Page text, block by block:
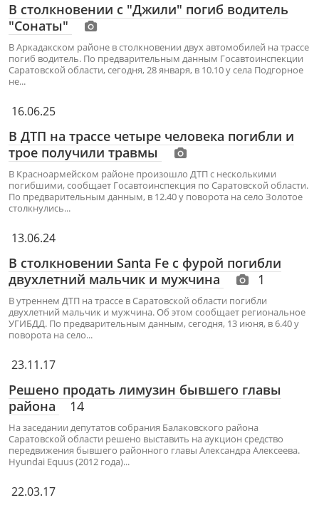
В столкновении с "Джили" погиб водитель
"Сонаты"
В Аркадакском районе в столкновении двух автомобилей на трассе
погиб водитель. По предварительным данным Госавтоинспекции
Саратовской области, сегодня, 28 января, в 10.10 у села Подгорное
не...
16.06.25
В ДТП на трассе четыре человека погибли и
трое получили травмы
В Красноармейском районе произошло ДТП с несколькими
погибшими, сообщает Госавтоинспекция по Саратовской области.
По предварительным данным, в 12.40 у поворота на село Золотое
столкнулись...
13.06.24
В столкновении Santa Fe с фурой погибли
двухлетний мальчик и мужчина
1
В утреннем ДТП на трассе в Саратовской области погибли
двухлетний мальчик и мужчина. Об этом сообщает региональное
УГИБДД. По предварительным данным, сегодня, 13 июня, в 6.40 у
поворота на село...
23.11.17
Решено продать лимузин бывшего главы
района
14
На заседании депутатов собрания Балаковского района
Саратовской области решено выставить на аукцион средство
передвижения бывшего районного главы Александра Алексеева.
Hyundai Equus (2012 года)...
22.03.17